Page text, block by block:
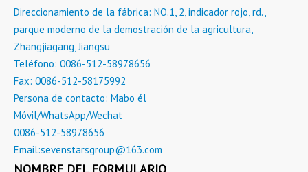
Direccionamiento de la fábrica: NO.1, 2, indicador rojo, rd.,
parque moderno de la demostración de la agricultura,
Zhangjiagang, Jiangsu
Teléfono: 0086-512-58978656
Fax: 0086-512-58175992
Persona de contacto: Mabo él
Móvil/WhatsApp/Wechat
0086-512-58978656
Email:sevenstarsgroup@163.com